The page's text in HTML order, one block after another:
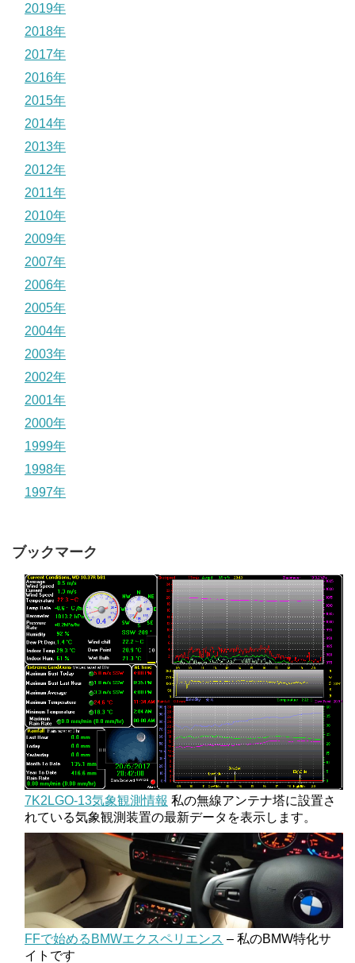
2019年
2018年
2017年
2016年
2015年
2014年
2013年
2012年
2011年
2010年
2009年
2007年
2006年
2005年
2004年
2003年
2002年
2001年
2000年
1999年
1998年
1997年
ブックマーク
7K2LGO-13気象観測情報 私の無線アンテナ塔に設置さ
れている気象観測装置の最新データを表示します。
FFで始めるBMWエクスペリエンス – 私のBMW特化サ
イトです